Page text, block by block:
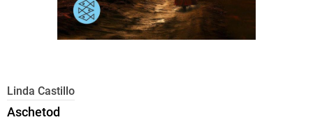
Linda Castillo
Aschetod